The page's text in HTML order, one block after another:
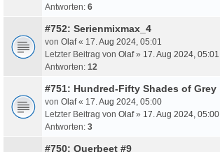
Antworten: 6
#752: Serienmixmax_4
von Olaf« 17. Aug 2024, 05:01
Letzter Beitrag von Olaf» 17. Aug 2024, 05:01
Antworten: 12
#751: Hundred-Fifty Shades of Grey
von Olaf« 17. Aug 2024, 05:00
Letzter Beitrag von Olaf» 17. Aug 2024, 05:00
Antworten: 3
#750: Querbeet #9